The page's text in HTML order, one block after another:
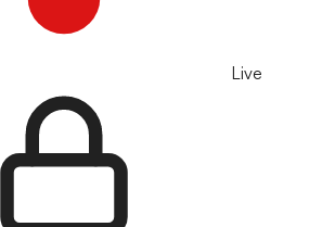
Live